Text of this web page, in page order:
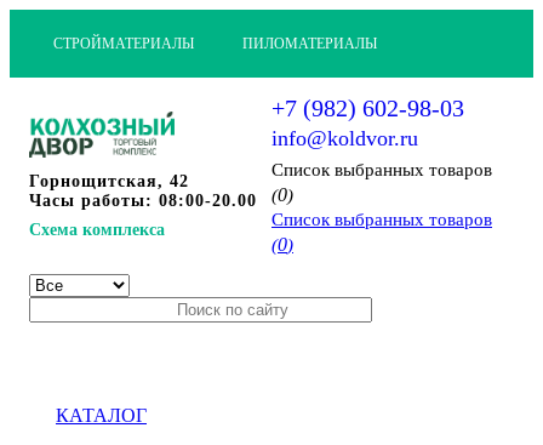
СТРОЙМАТЕРИАЛЫ ПИЛОМАТЕРИАЛЫ
Горнощитская, 42
Часы работы: 08:00-20.00
Схема комплекса
+7 (982) 602-98-03
info@koldvor.ru
Cписок выбранных товаров
(0)
Cписок выбранных товаров
(0)
КАТАЛОГ